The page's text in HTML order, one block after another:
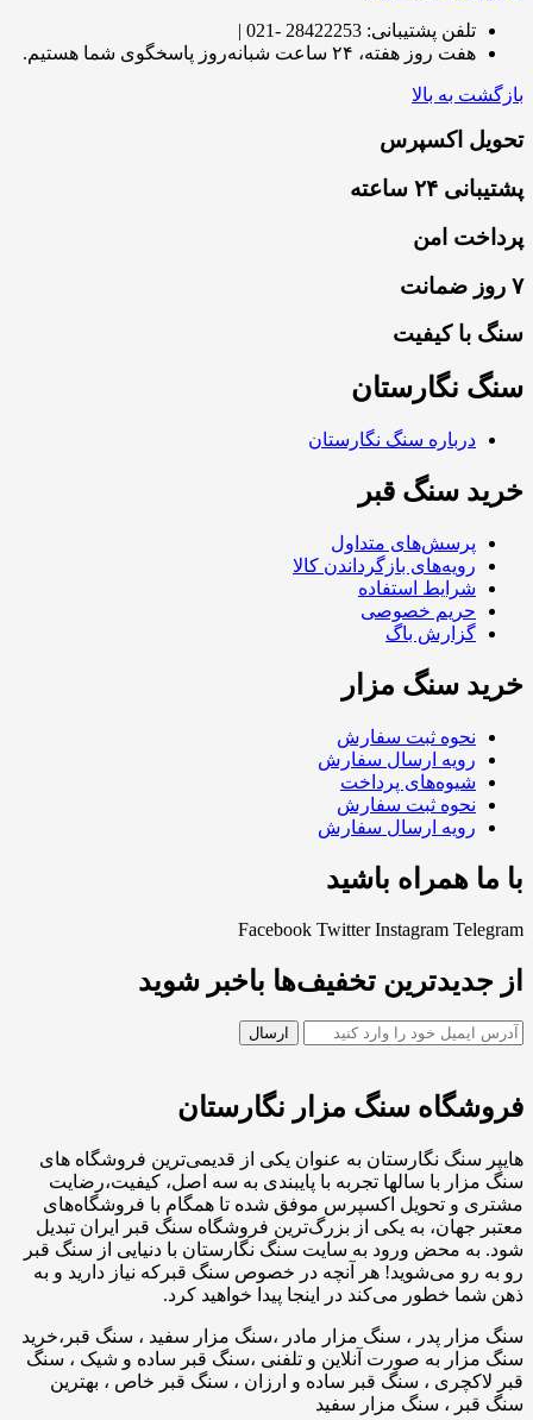
تلفن پشتیبانی: 28422253 -021 |
هفت روز هفته، ۲۴ ساعت شبانه‌روز پاسخگوی شما هستیم.
بازگشت به بالا
تحویل اکسپرس
پشتیبانی ۲۴ ساعته
پرداخت امن
۷ روز ضمانت
سنگ با کیفیت
سنگ نگارستان
درباره سنگ نگارستان
خرید سنگ قبر
پرسش‌های متداول
رویه‌های بازگرداندن کالا
شرایط استفاده
حریم خصوصی
گزارش باگ
خرید سنگ مزار
نحوه ثبت سفارش
رویه ارسال سفارش
شیوه‌های پرداخت
نحوه ثبت سفارش
رویه ارسال سفارش
با ما همراه باشید
Facebook Twitter Instagram Telegram
از جدیدترین تخفیف‌ها باخبر شوید
فروشگاه سنگ مزار نگارستان
هایپر سنگ نگارستان به عنوان یکی از قدیمی‌ترین فروشگاه های
سنگ مزار با سالها تجربه با پایبندی به سه اصل، کیفیت،رضایت
مشتری و تحویل اکسپرس موفق شده تا همگام با فروشگاه‌های
معتبر جهان، به یکی از بزرگ‌ترین فروشگاه سنگ قبر ایران تبدیل
شود. به محض ورود به سایت سنگ نگارستان با دنیایی از سنگ قبر
رو به رو می‌شوید! هر آنچه در خصوص سنگ قبرکه نیاز دارید و به
ذهن شما خطور می‌کند در اینجا پیدا خواهید کرد.
سنگ مزار پدر ، سنگ مزار مادر ،سنگ مزار سفید ، سنگ قبر،خرید
سنگ مزار به صورت آنلاین و تلفنی ،سنگ قبر ساده و شیک ، سنگ
قبر لاکچری ، سنگ قبر ساده و ارزان ، سنگ قبر خاص ، بهترین
سنگ قبر ، سنگ مزار سفید